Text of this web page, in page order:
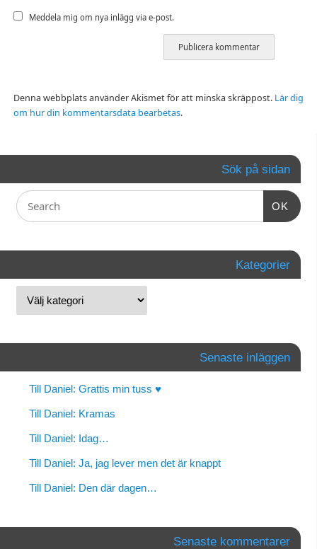
Meddela mig om nya inlägg via e-post.
Denna webbplats använder Akismet för att minska skräppost. Lär dig
om hur din kommentarsdata bearbetas.
Sök på sidan
OK
Kategorier
Senaste inläggen
Till Daniel: Grattis min tuss ♥
Till Daniel: Kramas
Till Daniel: Idag…
Till Daniel: Ja, jag lever men det är knappt
Till Daniel: Den där dagen…
Senaste kommentarer